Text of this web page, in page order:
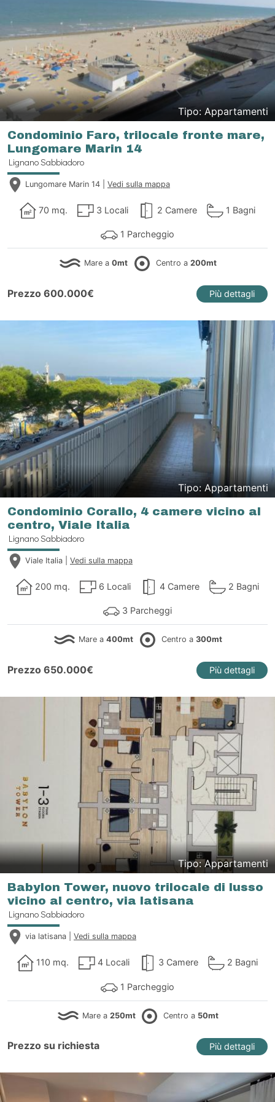
Tipo: Appartamenti
Condominio Faro, trilocale fronte mare,
Lungomare Marin 14
Lignano Sabbiadoro
Lungomare Marin 14 | Vedi sulla mappa
70 mq. 3 Locali 2 Camere 1 Bagni
1 Parcheggio
Mare a0mt Centro a 200mt
Prezzo 600.000€ Più dettagli
Tipo: Appartamenti
Condominio Corallo, 4 camere vicino al
centro, Viale Italia
Lignano Sabbiadoro
Viale Italia | Vedi sulla mappa
200 mq. 6 Locali 4 Camere 2 Bagni
3 Parcheggi
Mare a400mt Centro a 300mt
Prezzo 650.000€ Più dettagli
Tipo: Appartamenti
Babylon Tower, nuovo trilocale di lusso
vicino al centro, via latisana
Lignano Sabbiadoro
via latisana | Vedi sulla mappa
110 mq. 4 Locali 3 Camere 2 Bagni
1 Parcheggio
Mare a 250mt Centro a 50mt
Prezzo su richiesta Più dettagli